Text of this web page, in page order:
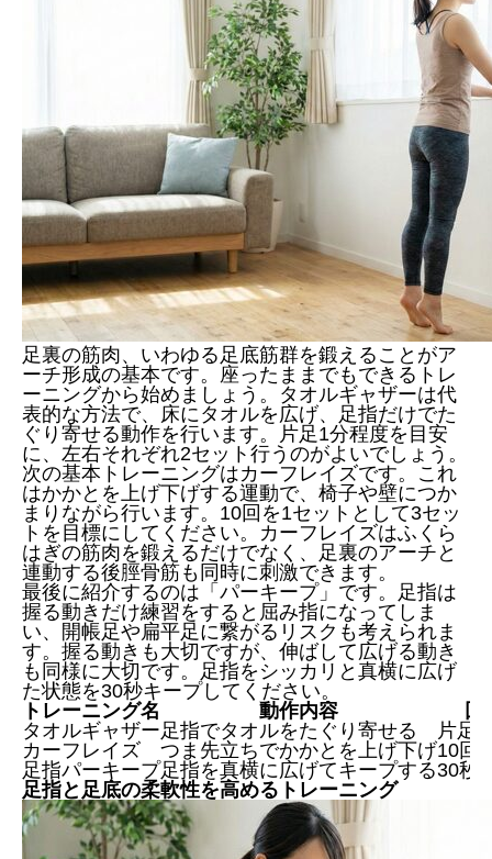
足裏の筋肉、いわゆる足底筋群を鍛えることがア
ーチ形成の基本です。座ったままでもできるトレ
ーニングから始めましょう。タオルギャザーは代
表的な方法で、床にタオルを広げ、足指だけでた
ぐり寄せる動作を行います。片足1分程度を目安
に、左右それぞれ2セット行うのがよいでしょう。
次の基本トレーニングはカーフレイズです。これ
はかかとを上げ下げする運動で、椅子や壁につか
まりながら行います。10回を1セットとして3セッ
トを目標にしてください。カーフレイズはふくら
はぎの筋肉を鍛えるだけでなく、足裏のアーチと
連動する後脛骨筋も同時に刺激できます。
最後に紹介するのは「パーキープ」です。足指は
握る動きだけ練習をすると屈み指になってしま
い、開帳足や扁平足に繋がるリスクも考えられま
す。握る動きも大切ですが、伸ばして広げる動き
も同様に大切です。足指をシッカリと真横に広げ
た状態を30秒キープしてください。
トレーニング名
動作内容
回
タオルギャザー足指でタオルをたぐり寄せる
片足
カーフレイズ
つま先立ちでかかとを上げ下げ10回
足指パーキープ足指を真横に広げてキープする30秒
足指と足底の柔軟性を高めるトレーニング